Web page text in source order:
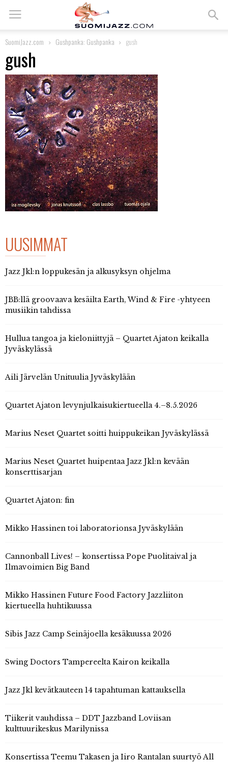
SuomiJazz.com Gushpanka: Gushpanka gush
gush
UUSIMMAT
Jazz Jkl:n loppukesän ja alkusyksyn ohjelma
JBB:llä groovaava kesäilta Earth, Wind & Fire -yhtyeen
musiikin tahdissa
Hullua tangoa ja kieloniittyjä – Quartet Ajaton keikalla
Jyväskylässä
Aili Järvelän Unituulia Jyväskylään
Quartet Ajaton levynjulkaisukiertueella 4.–8.5.2026
Marius Neset Quartet soitti huippukeikan Jyväskylässä
Marius Neset Quartet huipentaa Jazz Jkl:n kevään
konserttisarjan
Quartet Ajaton: fin
Mikko Hassinen toi laboratorionsa Jyväskylään
Cannonball Lives! – konsertissa Pope Puolitaival ja
Ilmavoimien Big Band
Mikko Hassinen Future Food Factory Jazzliiton
kiertueella huhtikuussa
Sibis Jazz Camp Seinäjoella kesäkuussa 2026
Swing Doctors Tampereelta Kairon keikalla
Jazz Jkl kevätkauteen 14 tapahtuman kattauksella
Tiikerit vauhdissa – DDT Jazzband Loviisan
kulttuurikeskus Marilynissa
Konsertissa Teemu Takasen ja Iiro Rantalan suurtyö All